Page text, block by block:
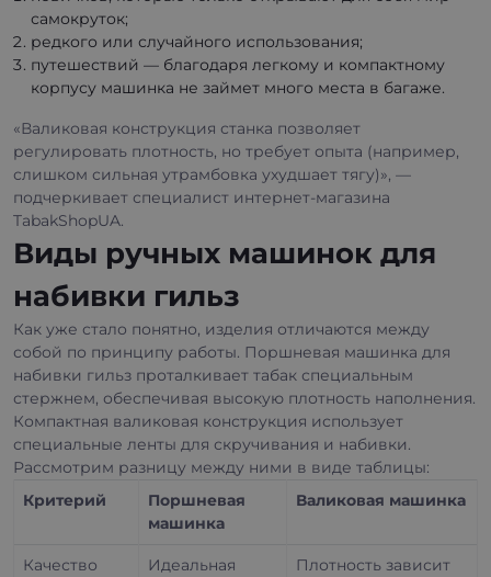
самокруток;
редкого или случайного использования;
путешествий — благодаря легкому и компактному
корпусу машинка не займет много места в багаже.
«Валиковая конструкция станка позволяет
регулировать плотность, но требует опыта (например,
слишком сильная утрамбовка ухудшает тягу)», —
подчеркивает специалист интернет-магазина
TabakShopUA.
Виды ручных машинок для
набивки гильз
Как уже стало понятно, изделия отличаются между
собой по принципу работы. Поршневая машинка для
набивки гильз проталкивает табак специальным
стержнем, обеспечивая высокую плотность наполнения.
Компактная валиковая конструкция использует
специальные ленты для скручивания и набивки.
Рассмотрим разницу между ними в виде таблицы:
Критерий
Поршневая
машинка
Валиковая машинка
Качество
Идеальная
Плотность зависит